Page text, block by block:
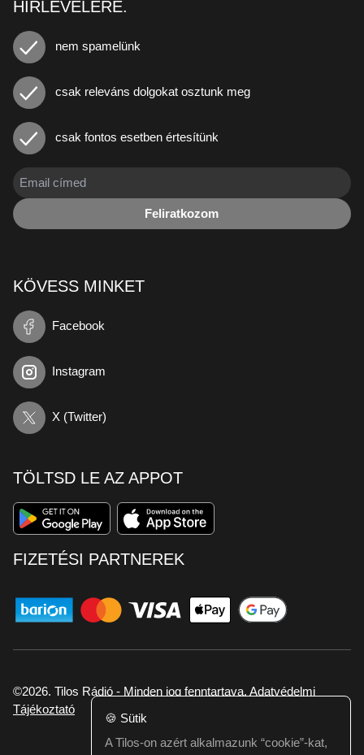
HÍRLEVELÉRE.
nem spamelünk
csak releváns dolgokat osztunk meg
csak fontos esetben értesítünk
Feliratkozom
KÖVESS MINKET
Facebook
Instagram
X (Twitter)
TÖLTSD LE AZ APPOT
FIZETÉSI PARTNEREK
©2026. Tilos Rádió - Minden jog fenntartava. Adatvédelmi
Tájékoztató
🍪 Sütik
A Tilos-on azért alkalmazunk “cookie”-kat,